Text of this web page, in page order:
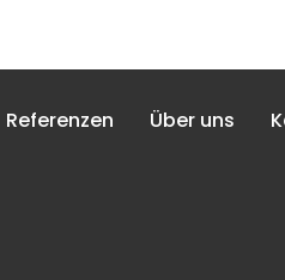
Referenzen Über uns